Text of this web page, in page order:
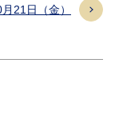
21日（金）